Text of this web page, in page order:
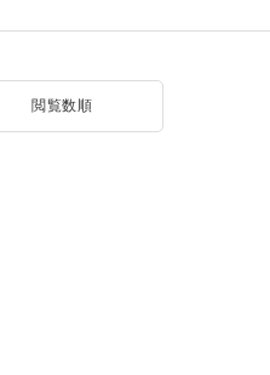
閲覧数順